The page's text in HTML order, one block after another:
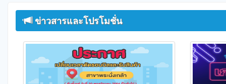
ข่าวสารและโปรโมชั่น